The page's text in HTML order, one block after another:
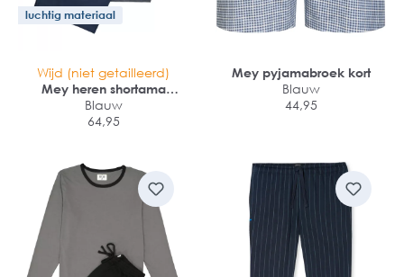
luchtig materiaal
Wijd (niet getailleerd)
Mey heren shortama
Bennison
Blauw
64,95
Mey pyjamabroek kort
Blauw
44,95